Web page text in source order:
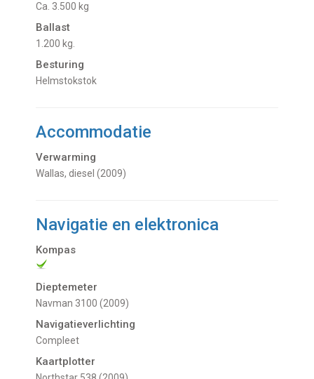
Ca. 3.500 kg
Ballast
1.200 kg.
Besturing
Helmstokstok
Accommodatie
Verwarming
Wallas, diesel (2009)
Navigatie en elektronica
Kompas
Dieptemeter
Navman 3100 (2009)
Navigatieverlichting
Compleet
Kaartplotter